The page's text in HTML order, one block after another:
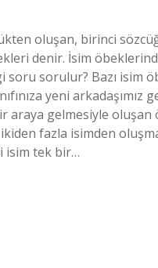
oluşan, birinci
denir. İsim
sorulur? Bazı isim
yeni arkadaşımız
araya gelmesiyle oluşan
fazla isimden
isim tek bir…